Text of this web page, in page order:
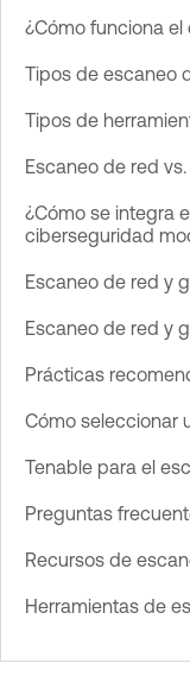
¿Cómo funciona
Tipos de escaneo
Tipos de
Escaneo de red
¿Cómo se integra
ciberseguridad
Escaneo de red y
Escaneo de red y
Prácticas
Cómo seleccionar
Tenable para el
Preguntas
Recursos de
Herramientas de